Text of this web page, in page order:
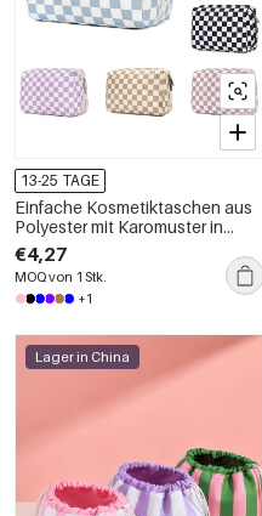
13-25 TAGE
Einfache Kosmetiktaschen aus
Polyester mit Karomuster in
verschiedenen Farben
€4,27
MOQ von 1 Stk.
+1
Lager in China